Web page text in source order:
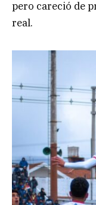
pero careció de
real.